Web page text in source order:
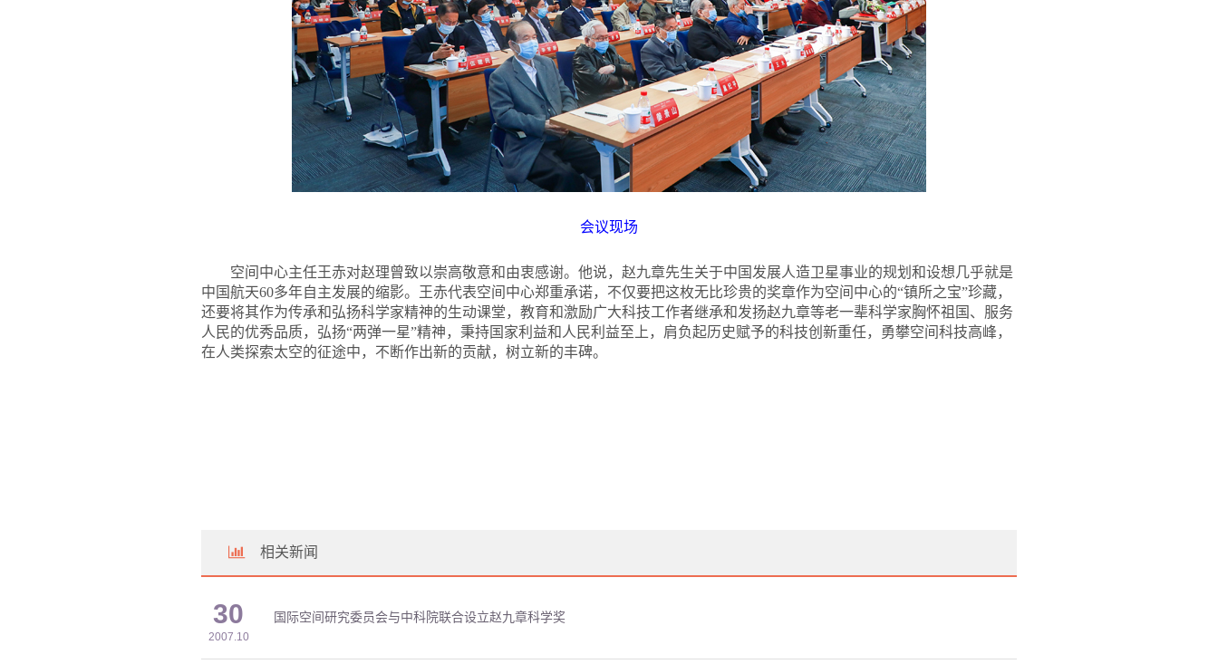
会议现场
空间中心主任王赤对赵理曾致以崇高敬意和由衷感谢。他说，赵九章先生关于中国发展人造卫星事业的规划和设想几乎就是
中国航天60多年自主发展的缩影。王赤代表空间中心郑重承诺，不仅要把这枚无比珍贵的奖章作为空间中心的“镇所之宝”珍藏，
还要将其作为传承和弘扬科学家精神的生动课堂，教育和激励广大科技工作者继承和发扬赵九章等老一辈科学家胸怀祖国、服务
人民的优秀品质，弘扬“两弹一星”精神，秉持国家利益和人民利益至上，肩负起历史赋予的科技创新重任，勇攀空间科技高峰，
在人类探索太空的征途中，不断作出新的贡献，树立新的丰碑。
相关新闻
30
2007.10
国际空间研究委员会与中科院联合设立赵九章科学奖